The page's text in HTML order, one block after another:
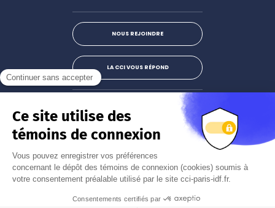
NOUS REJOINDRE
LA CCI VOUS RÉPOND
Instagram
S'abonner à la newsletter